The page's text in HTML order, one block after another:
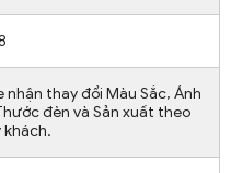
nhận thay đổi Màu Sắc, Ánh
đèn và Sản xuất theo
khách.